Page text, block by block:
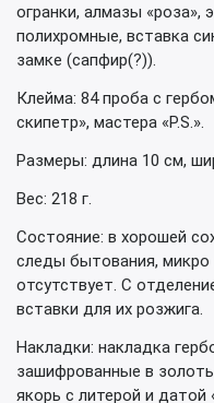
огранки, алмазы «роза»,
полихромные, вставка
замке (сапфир(?)).
Клейма: 84 проба с
скипетр», мастера «P.S.».
Размеры: длина 10 см,
Вес: 218 г.
Состояние: в хорошей
следы бытования, микро
отсутствует. С
вставки для их розжига.
Накладки: накладка
зашифрованные в
якорь с литерой и